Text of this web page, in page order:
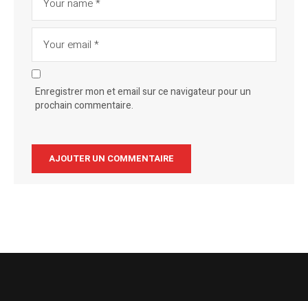
Enregistrer mon et email sur ce navigateur pour un
prochain commentaire.